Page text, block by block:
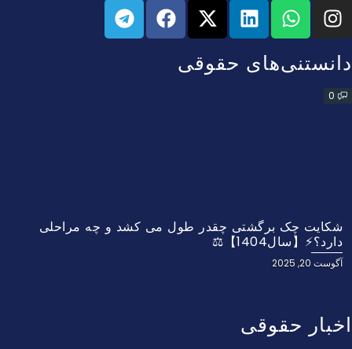
دانستنی‌های حقوقی
0
شکایت چک برگشتی چقدر طول می کشد و چه مراحلی
دارد؟⚡【سال1404】⚖️
آگوست 20, 2025
اخبار حقوقی